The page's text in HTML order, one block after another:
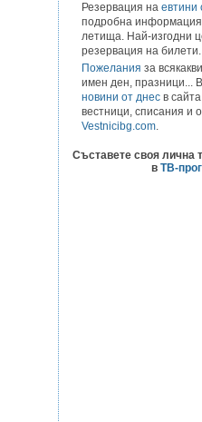
Резервация на евтини
подробна информация
летища. Най-изгодни
резервация на билети.
Пожелания за
имен ден, празници...
новини от днес в
вестници, списания и
Vestnicibg.com.
Съставете своя лична
в ТВ-